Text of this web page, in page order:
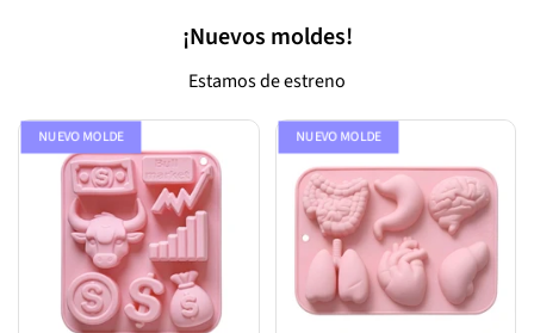
¡Nuevos moldes!
Estamos de estreno
NUEVO MOLDE NUEVO MOLDE